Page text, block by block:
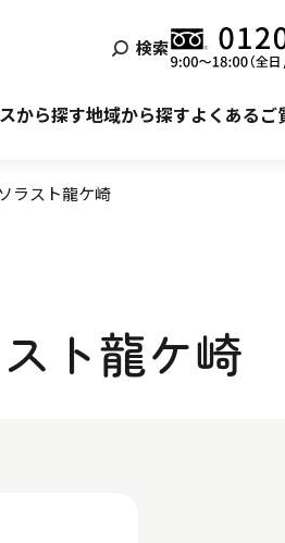
検索
から探す
自宅でサービスを受
地域から探すよくあるご
ご利用者様・ご家
ラスト龍ケ崎
ト龍ケ崎